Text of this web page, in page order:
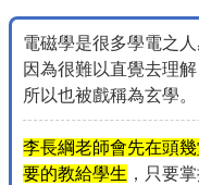
電磁學是很多學電之
因為很難以直覺去理
所以也被戲稱為玄學。
李長綱老師會先在頭
要的教給學生 ，只要